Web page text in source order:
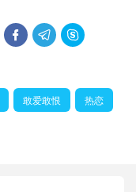
  
敢爱敢恨 热恋